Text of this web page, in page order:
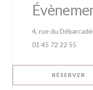
4, rue du
01 45 72 22 55
RÉSERVER